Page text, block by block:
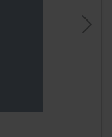
Next